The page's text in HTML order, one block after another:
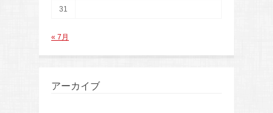
31
« 7月
アーカイブ